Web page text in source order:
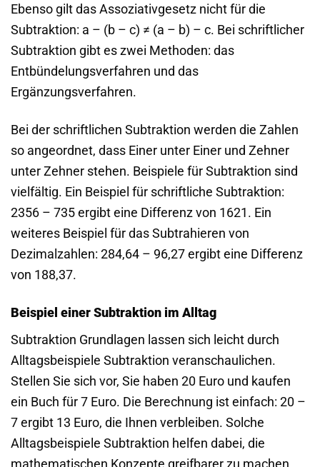
Ebenso gilt das Assoziativgesetz nicht für die
Subtraktion: a – (b – c) ≠ (a – b) – c. Bei schriftlicher
Subtraktion gibt es zwei Methoden: das
Entbündelungsverfahren und das
Ergänzungsverfahren.
Bei der schriftlichen Subtraktion werden die Zahlen
so angeordnet, dass Einer unter Einer und Zehner
unter Zehner stehen. Beispiele für Subtraktion sind
vielfältig. Ein Beispiel für schriftliche Subtraktion:
2356 – 735 ergibt eine Differenz von 1621. Ein
weiteres Beispiel für das Subtrahieren von
Dezimalzahlen: 284,64 – 96,27 ergibt eine Differenz
von 188,37.
Beispiel einer Subtraktion im Alltag
Subtraktion Grundlagen lassen sich leicht durch
Alltagsbeispiele Subtraktion veranschaulichen.
Stellen Sie sich vor, Sie haben 20 Euro und kaufen
ein Buch für 7 Euro. Die Berechnung ist einfach: 20 –
7 ergibt 13 Euro, die Ihnen verbleiben. Solche
Alltagsbeispiele Subtraktion helfen dabei, die
mathematischen Konzepte greifbarer zu machen